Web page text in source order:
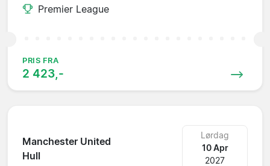
Premier League
PRIS FRA
2 423,-
Manchester United
Hull
Lørdag
10 Apr
2027